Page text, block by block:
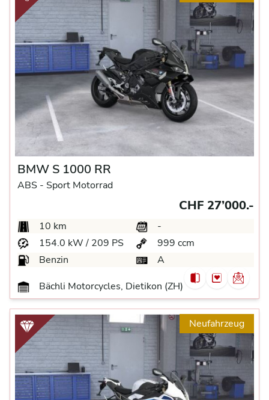
BMW S 1000 RR
ABS - Sport Motorrad
CHF 27’000.-
10 km
-
154.0 kW / 209 PS
999 ccm
Benzin
A
Bächli Motorcycles, Dietikon (ZH)
Neufahrzeug